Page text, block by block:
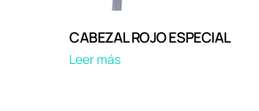
CABEZAL ROJO ESPECIAL
Leer más